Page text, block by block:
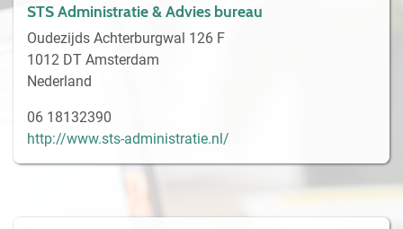
STS Administratie & Advies bureau
Oudezijds Achterburgwal 126 F
1012 DT Amsterdam
Nederland
06 18132390
http://www.sts-administratie.nl/